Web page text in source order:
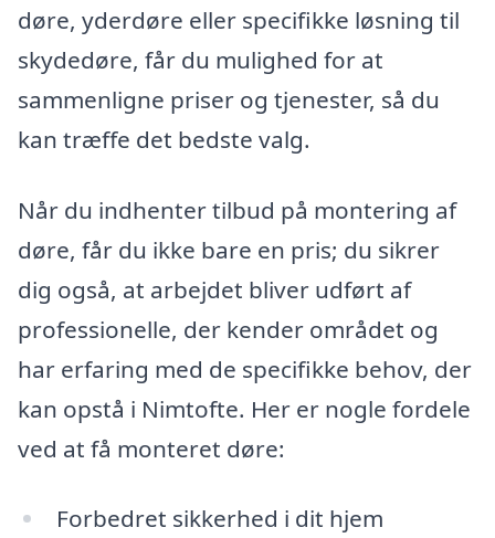
døre, yderdøre eller specifikke løsning til
skydedøre, får du mulighed for at
sammenligne priser og tjenester, så du
kan træffe det bedste valg.
Når du indhenter tilbud på montering af
døre, får du ikke bare en pris; du sikrer
dig også, at arbejdet bliver udført af
professionelle, der kender området og
har erfaring med de specifikke behov, der
kan opstå i Nimtofte. Her er nogle fordele
ved at få monteret døre:
Forbedret sikkerhed i dit hjem